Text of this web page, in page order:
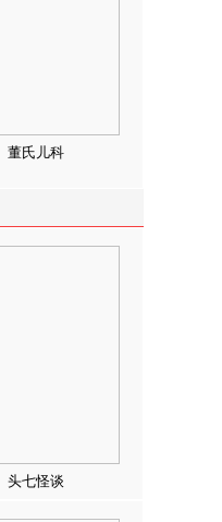
董氏儿科
头七怪谈